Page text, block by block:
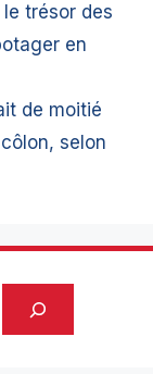
le trésor des
en
de moitié
selon